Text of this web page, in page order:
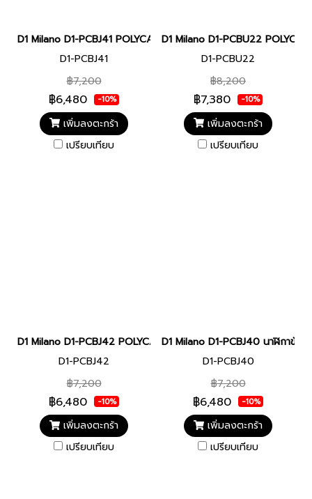
D1 Milano D1-PCBJ41 POLYCARBON Men watch 40.5mm นาฬิก
D1-PCBJ41
฿7,200
฿6,480 -10%
เพิ่มลงตะกร้า
เปรียบเทียบ
D1 Milano D1-PCBU22
D1-PCBU22
฿8,200
฿7,380 -10%
เพิ่มลงตะกร้า
เปรียบเทียบ
D1 Milano D1-PCBJ42 POLYCARBON Men watch 40.5mm นาฬิก
D1-PCBJ42
฿7,200
฿6,480 -10%
เพิ่มลงตะกร้า
เปรียบเทียบ
D1 Milano D1-PCBJ40 นาฬิกาข้อ
D1-PCBJ40
฿7,200
฿6,480 -10%
เพิ่มลงตะกร้า
เปรียบเทียบ